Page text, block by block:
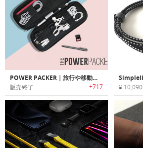
POWER PACKER｜旅行や移動中に邪魔になるケーブル/電源やアクセサリーをスッキリ収納するオーガナイズパック「パワーパッカー」
販売終了 +717 ¥ 10,090